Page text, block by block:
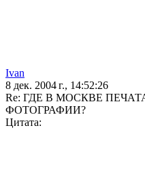
Ivan
8 дек. 2004 г., 14:52:26
Re: ГДЕ В МОСКВЕ
ФОТОГРАФИИ?
Цитата: